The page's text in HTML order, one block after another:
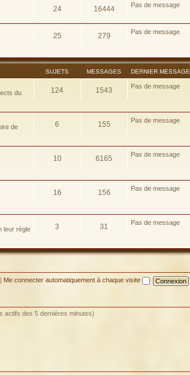
24 16444 Pas de message
25 279 Pas de message
SUJETS MESSAGES DERNIER MESSAGE
du
124 1543 Pas de message
de
6 155 Pas de message
10 6165 Pas de message
16 156 Pas de message
leur règle
3 31 Pas de message
Me connecter automatiquement à chaque visite
actifs des 5 dernières minutes)